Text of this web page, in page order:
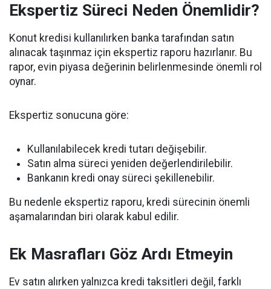
Ekspertiz Süreci Neden Önemlidir?
Konut kredisi kullanılırken banka tarafından satın
alınacak taşınmaz için ekspertiz raporu hazırlanır. Bu
rapor, evin piyasa değerinin belirlenmesinde önemli rol
oynar.
Ekspertiz sonucuna göre:
Kullanılabilecek kredi tutarı değişebilir.
Satın alma süreci yeniden değerlendirilebilir.
Bankanın kredi onay süreci şekillenebilir.
Bu nedenle ekspertiz raporu, kredi sürecinin önemli
aşamalarından biri olarak kabul edilir.
Ek Masrafları Göz Ardı Etmeyin
Ev satın alırken yalnızca kredi taksitleri değil, farklı